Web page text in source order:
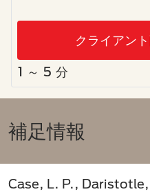
クライアン
1 ～ 5 分
補足情報​
Case, L. P.,